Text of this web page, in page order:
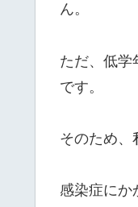
ん。
ただ、低学
です。
そのため、
感染症にか